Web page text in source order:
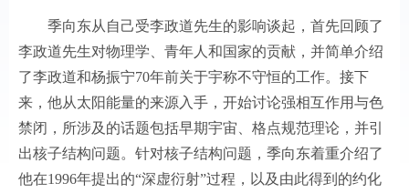
季向东从自己受李政道先生的影响谈起，首先回顾了
李政道先生对物理学、青年人和国家的贡献，并简单介绍
了李政道和杨振宁70年前关于宇称不守恒的工作。接下
来，他从太阳能量的来源入手，开始讨论强相互作用与色
禁闭，所涉及的话题包括早期宇宙、格点规范理论，并引
出核子结构问题。针对核子结构问题，季向东着重介绍了
他在1996年提出的“深虚衍射”过程，以及由此得到的约化